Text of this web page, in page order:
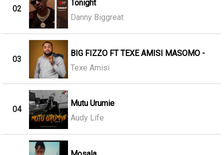
02
Tonight
Danny Biggreat
03
BIG FIZZO FT TEXE AMISI MASOMO -
Texe Amisi
04
Mutu Urumie
Audy Life